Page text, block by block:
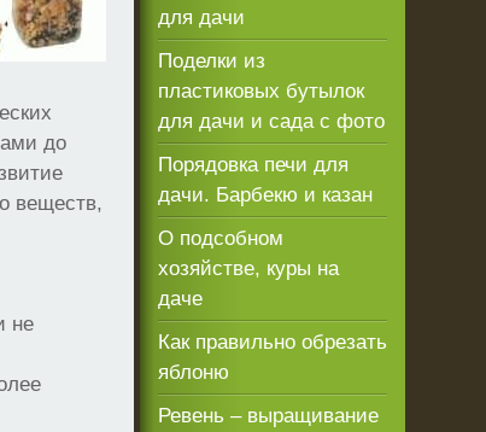
до
веществ,
не
для дачи
Поделки из
пластиковых бутылок
для дачи и сада с фото
Порядовка печи для
дачи. Барбекю и казан
О подсобном
хозяйстве, куры на
даче
Как правильно обрезать
яблоню
Ревень – выращивание